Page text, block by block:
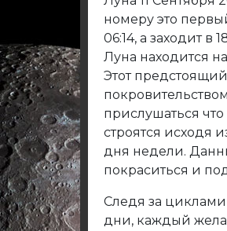
номеру это
06:14, а заходит в
Луна находится
Этот
прислушаться
строятся исходя
дня недели.
покраситься и
Следя за
дни, каждый